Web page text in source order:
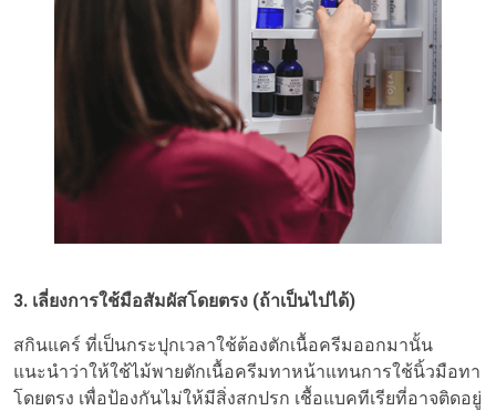
3. เลี่ยงการใช้มือสัมผัสโดยตรง (ถ้าเป็นไปได้)
สกินแคร์ ที่เป็นกระปุกเวลาใช้ต้องตักเนื้อครีมออกมานั้น
แนะนำว่าให้ใช้ไม้พายตักเนื้อครีมทาหน้าแทนการใช้นิ้วมือทา
โดยตรง เพื่อป้องกันไม่ให้มีสิ่งสกปรก เชื้อแบคทีเรียที่อาจติดอยู่